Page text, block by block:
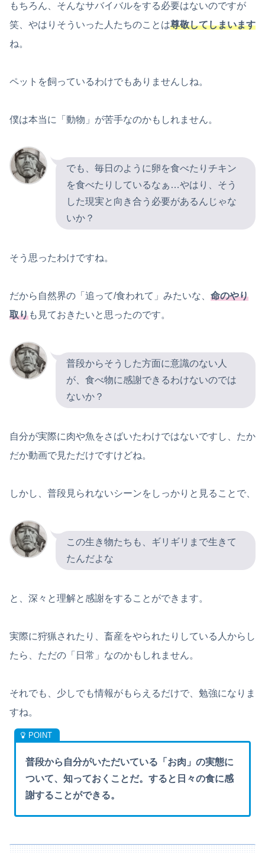
もちろん、そんなサバイバルをする必要はないのですが
笑、やはりそういった人たちのことは尊敬してしまいます
ね。
ペットを飼っているわけでもありませんしね。
僕は本当に「動物」が苦手なのかもしれません。
でも、毎日のように卵を食べたりチキン
を食べたりしているなぁ…やはり、そう
した現実と向き合う必要があるんじゃな
いか？
そう思ったわけですね。
だから自然界の「追って/食われて」みたいな、 命のやり
取りも見ておきたいと思ったのです。
普段からそうした方面に意識のない人
が、食べ物に感謝できるわけないのでは
ないか？
自分が実際に肉や魚をさばいたわけではないですし、たか
だか動画で見ただけですけどね。
しかし、普段見られないシーンをしっかりと見ることで、
この生き物たちも、ギリギリまで生きて
たんだよな
と、深々と理解と感謝をすることができます。
実際に狩猟されたり、畜産をやられたりしている人からし
たら、ただの「日常」なのかもしれません。
それでも、少しでも情報がもらえるだけで、勉強になりま
すね。
普段から自分がいただいている「お肉」の実態に
ついて、知っておくことだ。すると日々の食に感
謝することができる。